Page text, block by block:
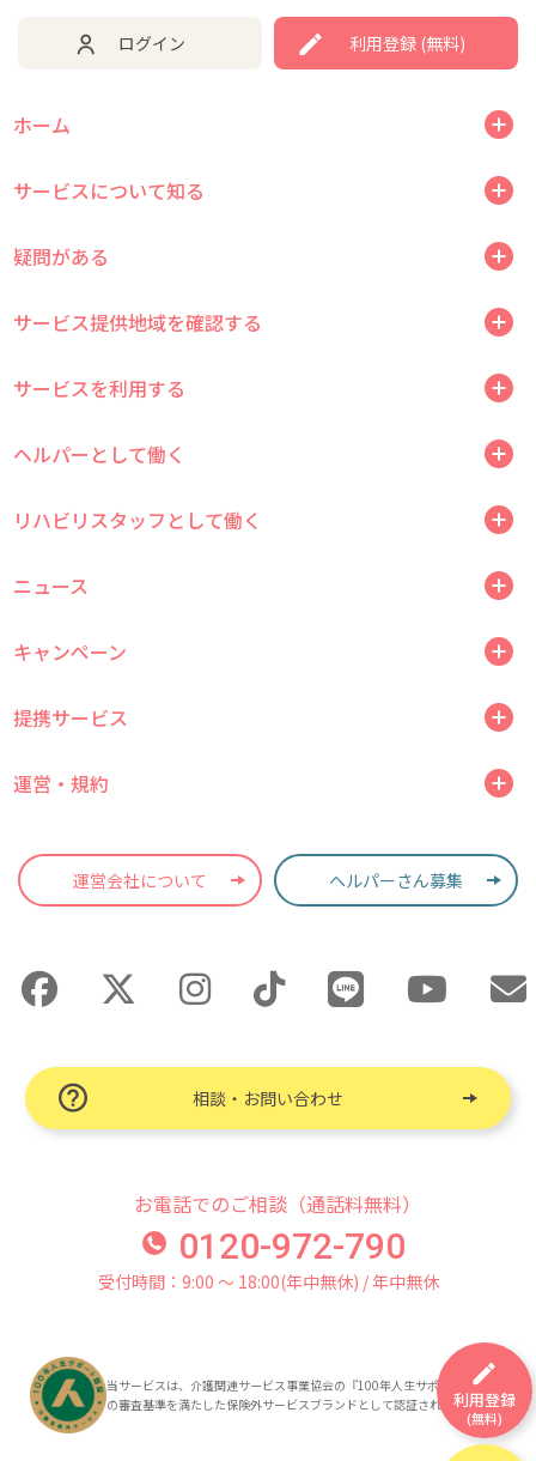
ログイン 利用登録 (無料)
ホーム
サービスについて知る
疑問がある
サービス提供地域を確認する
サービスを利用する
ヘルパーとして働く
リハビリスタッフとして働く
ニュース
キャンペーン
提携サービス
運営・規約
運営会社について ヘルパーさん募集
相談・お問い合わせ
お電話でのご相談（通話料無料）
0120-972-790
受付時間：9:00 〜 18:00(年中無休) / 年中無休
当サービスは、介護関連サービス事業協会の『100年人生サポート認証』
の審査基準を満たした保険外サービスブランドとして認証されています。
利用登録
(無料)